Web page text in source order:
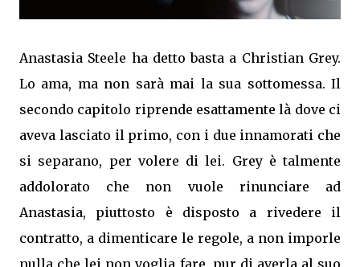
Anastasia Steele ha detto basta a Christian Grey.
Lo ama, ma non sarà mai la sua sottomessa. Il
secondo capitolo riprende esattamente là dove ci
aveva lasciato il primo, con i due innamorati che
si separano, per volere di lei. Grey è talmente
addolorato che non vuole rinunciare ad
Anastasia, piuttosto è disposto a rivedere il
contratto, a dimenticare le regole, a non imporle